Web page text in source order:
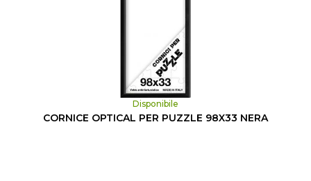
Disponibile
CORNICE OPTICAL PER PUZZLE 98X33 NERA